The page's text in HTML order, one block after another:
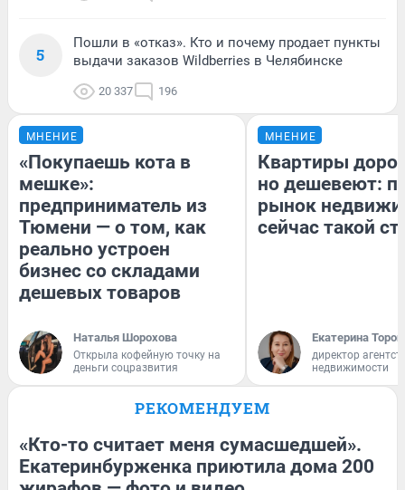
5
Пошли в «отказ». Кто и почему продает пункты
выдачи заказов Wildberries в Челябинске
20 337 196
МНЕНИЕ
«Покупаешь кота в
мешке»:
предприниматель из
Тюмени — о том, как
реально устроен
бизнес со складами
дешевых товаров
Наталья Шорохова
Открыла кофейную точку на
деньги соцразвития
МНЕНИЕ
Квартиры
но дешевеют:
рынок
сейчас такой
Екатерина
директор
недвижимости
РЕКОМЕНДУЕМ
«Кто-то считает меня сумасшедшей».
Екатеринбурженка приютила дома 200